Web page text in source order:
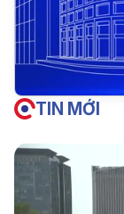
TIN MỚI